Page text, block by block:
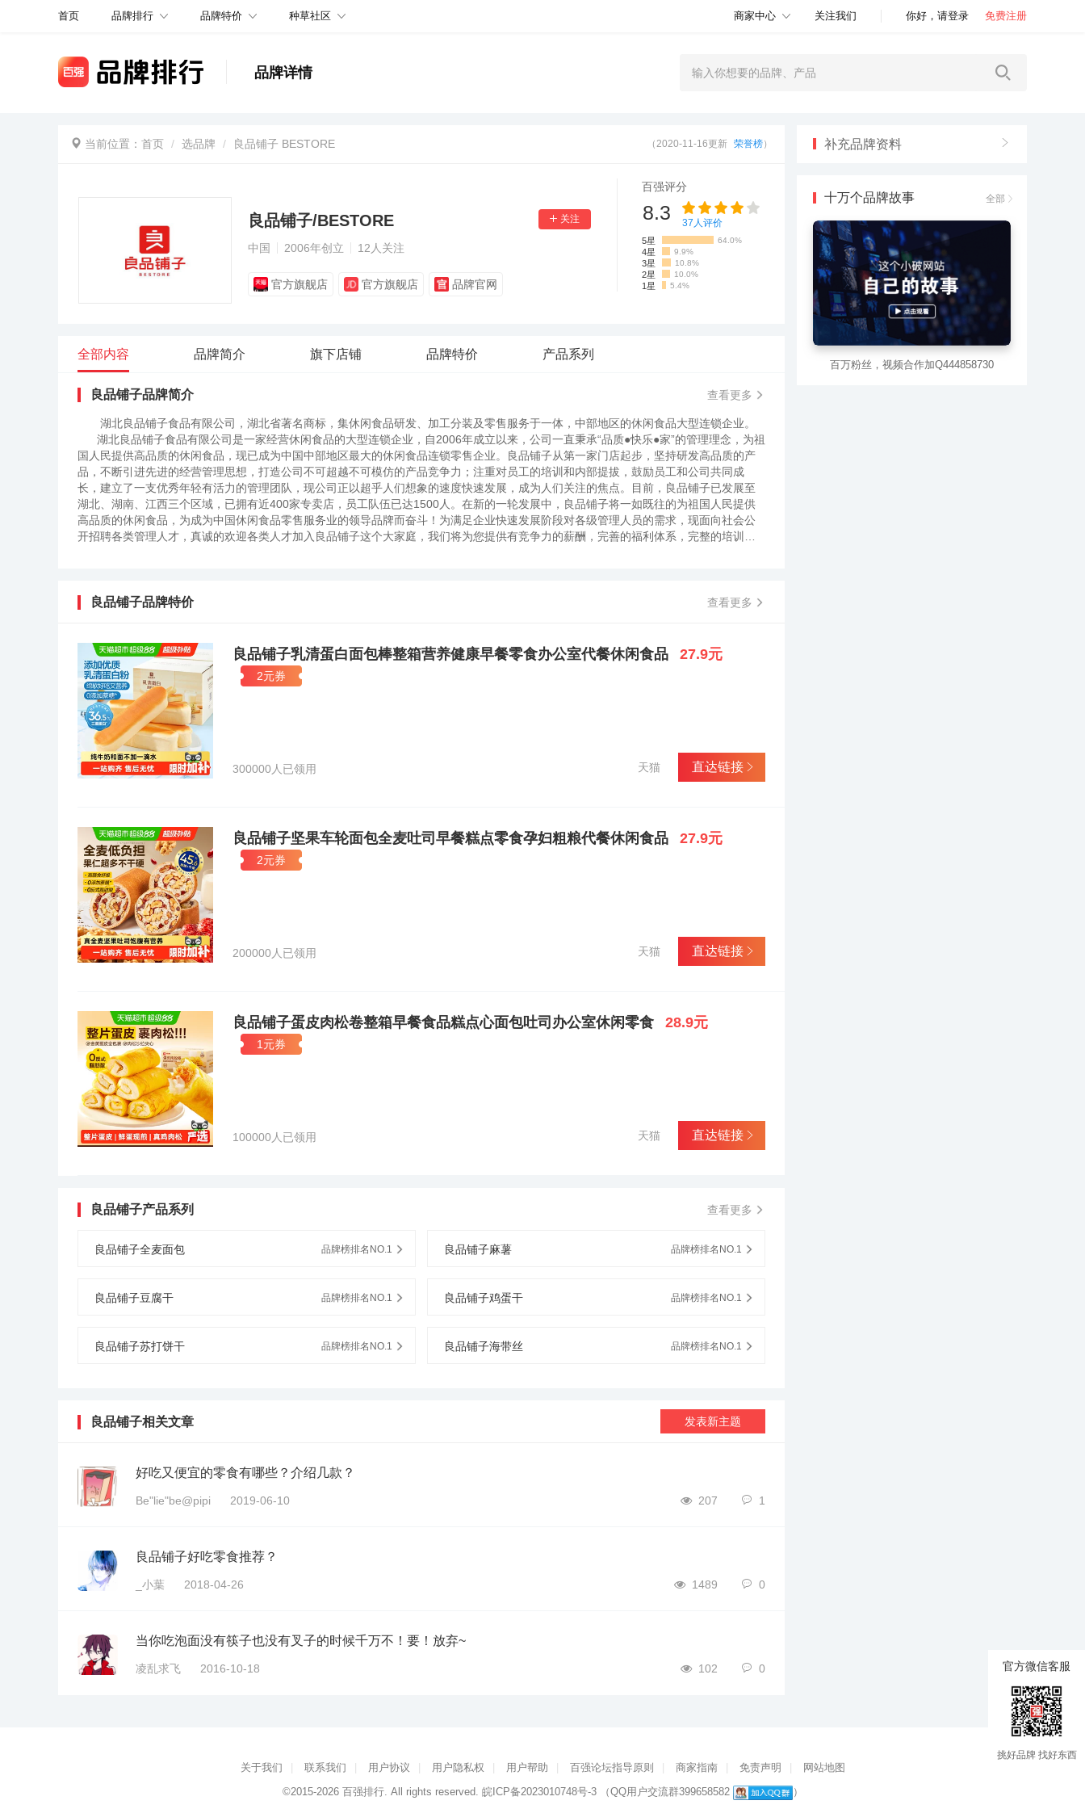
首页 品牌排行 品牌特价 种草社区 商家中心 关注我们 你好，请登录 免费注册
品牌详情
当前位置： 首页 选品牌 良品铺子 BESTORE （2020-11-16更新 荣誉榜）
良品铺子/BESTORE
中国 2006年创立 12 人关注
官方旗舰店 官方旗舰店 品牌官网
百强评分
8.3 37 人评价
5星 64.0%
4星 9.9%
3星 10.8%
2星 10.0%
1星 5.4%
全部内容 品牌简介 旗下店铺 品牌特价 产品系列
良品铺子品牌简介 查看更多
湖北良品铺子食品有限公司，湖北省著名商标，集休闲食品研发、加工分装及零售服务于一体，中部地区的休闲食品大型连锁企业。
湖北良品铺子食品有限公司是一家经营休闲食品的大型连锁企业，自2006年成立以来，公司一直秉承“品质●快乐●家”的管理理念，为祖
国人民提供高品质的休闲食品，现已成为中国中部地区最大的休闲食品连锁零售企业。良品铺子从第一家门店起步，坚持研发高品质的产
品，不断引进先进的经营管理思想，打造公司不可超越不可模仿的产品竞争力；注重对员工的培训和内部提拔，鼓励员工和公司共同成
长，建立了一支优秀年轻有活力的管理团队，现公司正以超乎人们想象的速度快速发展，成为人们关注的焦点。目前，良品铺子已发展至
湖北、湖南、江西三个区域，已拥有近400家专卖店，员工队伍已达1500人。在新的一轮发展中，良品铺子将一如既往的为祖国人民提供
高品质的休闲食品，为成为中国休闲食品零售服务业的领导品牌而奋斗！为满足企业快速发展阶段对各级管理人员的需求，现面向社会公
开招聘各类管理人才，真诚的欢迎各类人才加入良品铺子这个大家庭，我们将为您提供有竞争力的薪酬，完善的福利体系，完整的培训成
良品铺子品牌特价 查看更多
良品铺子乳清蛋白面包棒整箱营养健康早餐零食办公室代餐休闲食品 27.9元
2元券
300000人已领用 直达链接
天猫
良品铺子坚果车轮面包全麦吐司早餐糕点零食孕妇粗粮代餐休闲食品 27.9元
2元券
200000人已领用 直达链接
天猫
良品铺子蛋皮肉松卷整箱早餐食品糕点心面包吐司办公室休闲零食 28.9元
1元券
100000人已领用 直达链接
天猫
良品铺子产品系列 查看更多
良品铺子全麦面包 品牌榜排名NO.1 良品铺子麻薯 品牌榜排名NO.1
良品铺子豆腐干 品牌榜排名NO.1 良品铺子鸡蛋干 品牌榜排名NO.1
良品铺子苏打饼干 品牌榜排名NO.1 良品铺子海带丝 品牌榜排名NO.1
良品铺子相关文章 发表新主题
好吃又便宜的零食有哪些？介绍几款？
Be"lie"be@pipi 2019-06-10 207 1
良品铺子好吃零食推荐？
_小葉 2018-04-26 1489 0
当你吃泡面没有筷子也没有叉子的时候千万不！要！放弃~
凌乱求飞 2016-10-18 102 0
补充品牌资料
十万个品牌故事 全部
百万粉丝，视频合作加Q444858730
关于我们 联系我们 用户协议 用户隐私权 用户帮助 百强论坛指导原则 商家指南 免责声明
网站地图
©2015-2026 百强排行. All rights reserved. 皖ICP备2023010748号-3（QQ用户交流群399658582 ）
官方微信客服
挑好品牌 找好东西